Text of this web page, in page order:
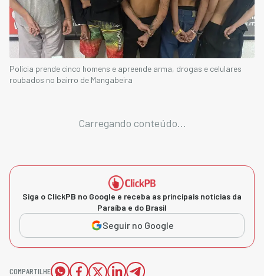
Polícia prende cinco homens e apreende arma, drogas e celulares
roubados no bairro de Mangabeira
Carregando conteúdo...
Siga o ClickPB no Google e receba as principais notícias da
Paraíba e do Brasil
Seguir no Google
COMPARTILHE